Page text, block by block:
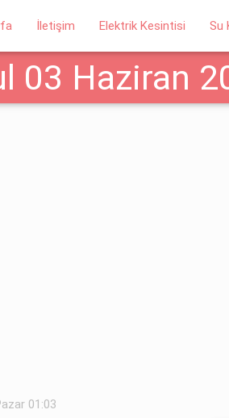
İletişim Elektrik Kesintisi Su
03 Haziran
01:03